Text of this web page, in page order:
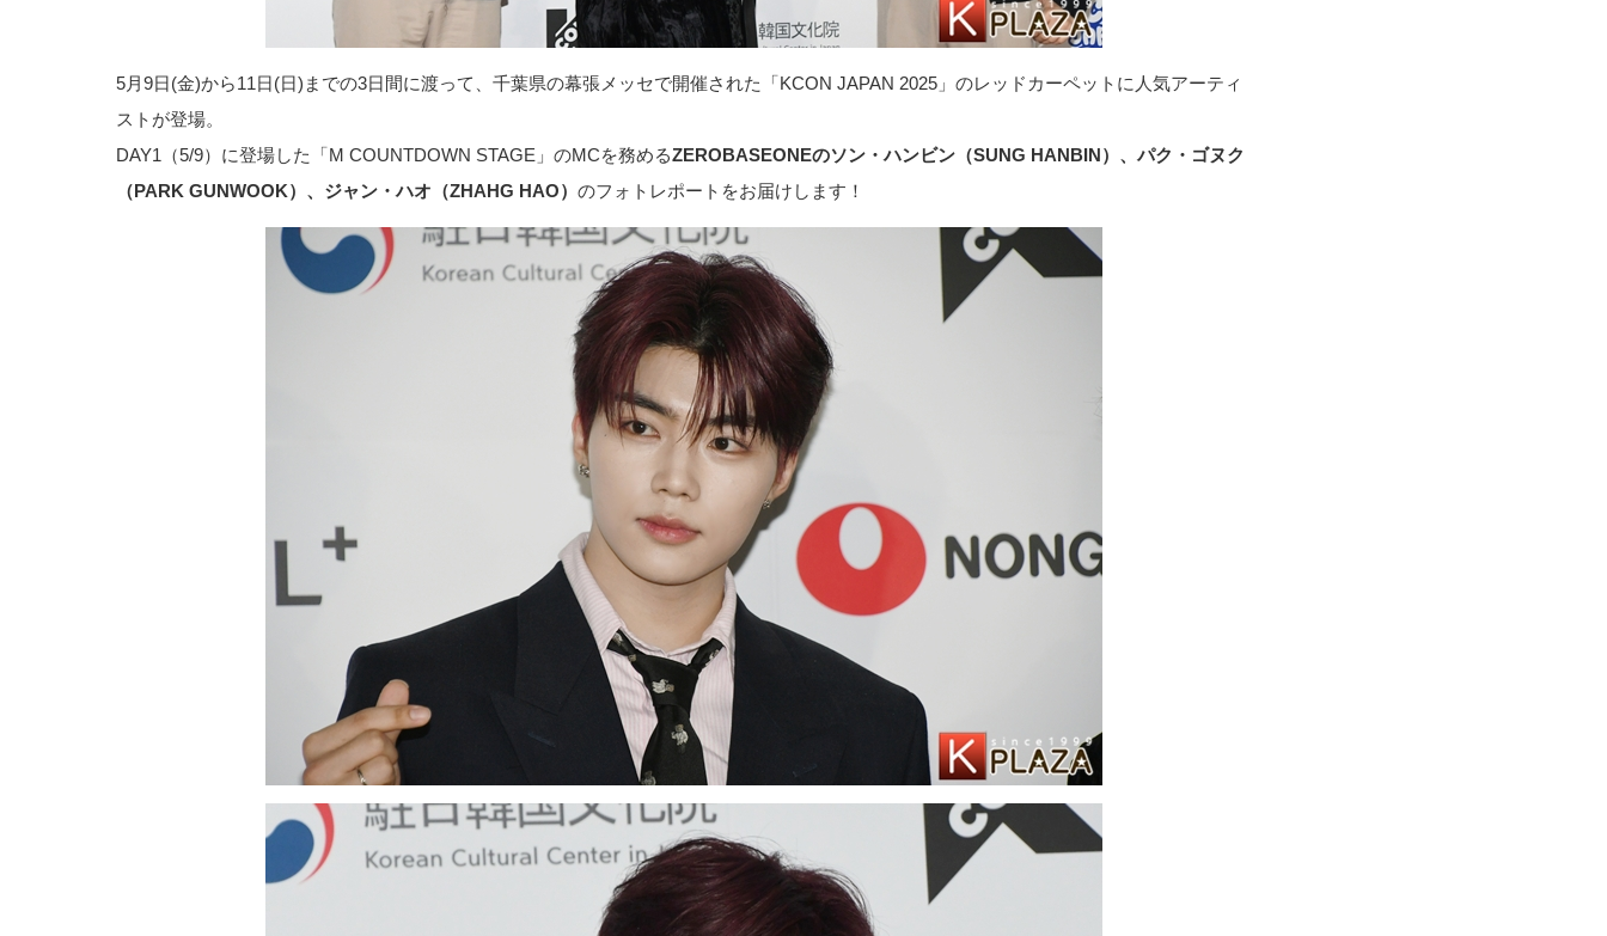
5月9日(金)から11日(日)までの3日間に渡って、千葉県の幕張メッセで開催された「KCON JAPAN 2025」のレッドカーペットに人気アーティ
ストが登場。
DAY1（5/9）に登場した「M COUNTDOWN STAGE」のMCを務めるZEROBASEONEのソン・ハンビン（SUNG HANBIN）、パク・ゴヌク
（PARK GUNWOOK）、ジャン・ハオ（ZHAHG HAO） のフォトレポートをお届けします！